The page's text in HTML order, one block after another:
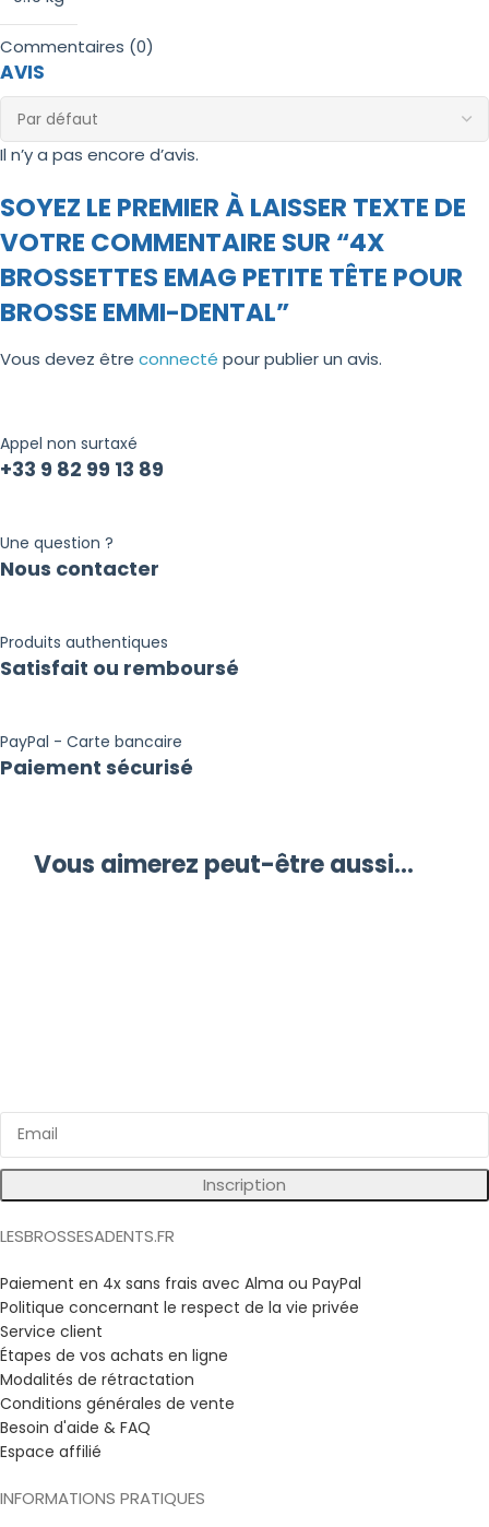
Commentaires (0)
AVIS
Il n’y a pas encore d’avis.
SOYEZ LE PREMIER À LAISSER TEXTE DE
VOTRE COMMENTAIRE SUR “4X
BROSSETTES EMAG PETITE TÊTE POUR
BROSSE EMMI-DENTAL”
Vous devez être connecté pour publier un avis.
Appel non surtaxé
+33 9 82 99 13 89
Une question ?
Nous contacter
Produits authentiques
Satisfait ou remboursé
PayPal - Carte bancaire
Paiement sécurisé
Vous aimerez peut-être aussi…
Inscription
LESBROSSESADENTS.FR
Paiement en 4x sans frais avec Alma ou PayPal
Politique concernant le respect de la vie privée
Service client
Étapes de vos achats en ligne
Modalités de rétractation
Conditions générales de vente
Besoin d'aide & FAQ
Espace affilié
INFORMATIONS PRATIQUES